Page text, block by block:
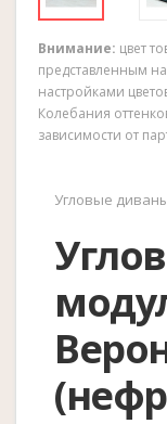
Внимание: цвет
представленным
настройками
Колебания
зависимости от
Угловые